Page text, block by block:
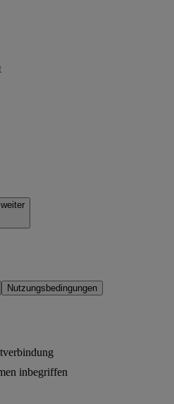
Nutzungsbedingungen
inbegriffen